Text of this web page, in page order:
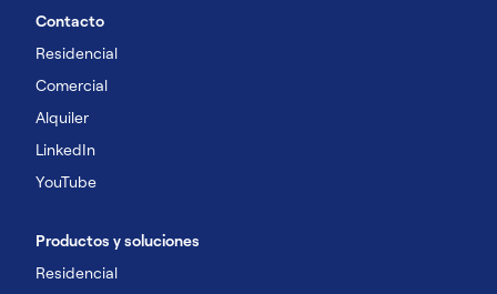
Contacto
Residencial
Comercial
Alquiler
LinkedIn
YouTube
Productos y soluciones
Residencial